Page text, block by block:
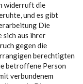
widerruft die
und es gibt
Die
sich aus ihrer
gegen die
berechtigten
betroffene Person
verbundenem